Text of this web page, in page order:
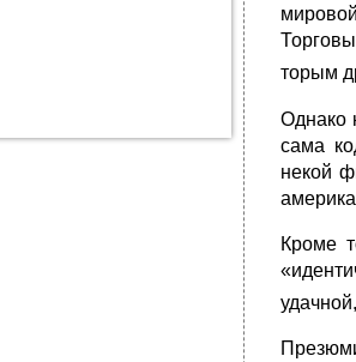
торым
Однако
сама
некой
Кроме